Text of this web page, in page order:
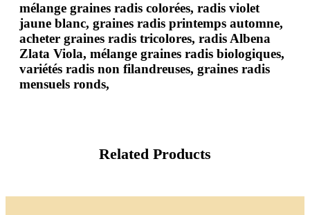
mélange graines radis colorées, radis violet
jaune blanc, graines radis printemps automne,
acheter graines radis tricolores, radis Albena
Zlata Viola, mélange graines radis biologiques,
variétés radis non filandreuses, graines radis
mensuels ronds,
Related Products